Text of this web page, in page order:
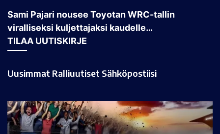
Sami Pajari nousee Toyotan WRC-tallin
viralliseksi kuljettajaksi kaudelle…
TILAA UUTISKIRJE
Uusimmat Ralliuutiset Sähköpostiisi